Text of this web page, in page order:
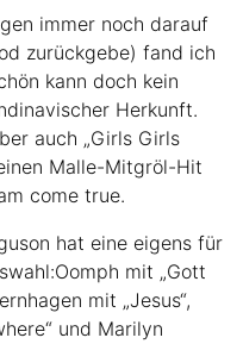
immer noch darauf
zurückgebe) fand ich
kann doch kein
Herkunft.
auch „Girls Girls
Malle-Mitgröl-Hit
come true.
hat eine eigens für
mit „Gott
mit „Jesus“,
und Marilyn